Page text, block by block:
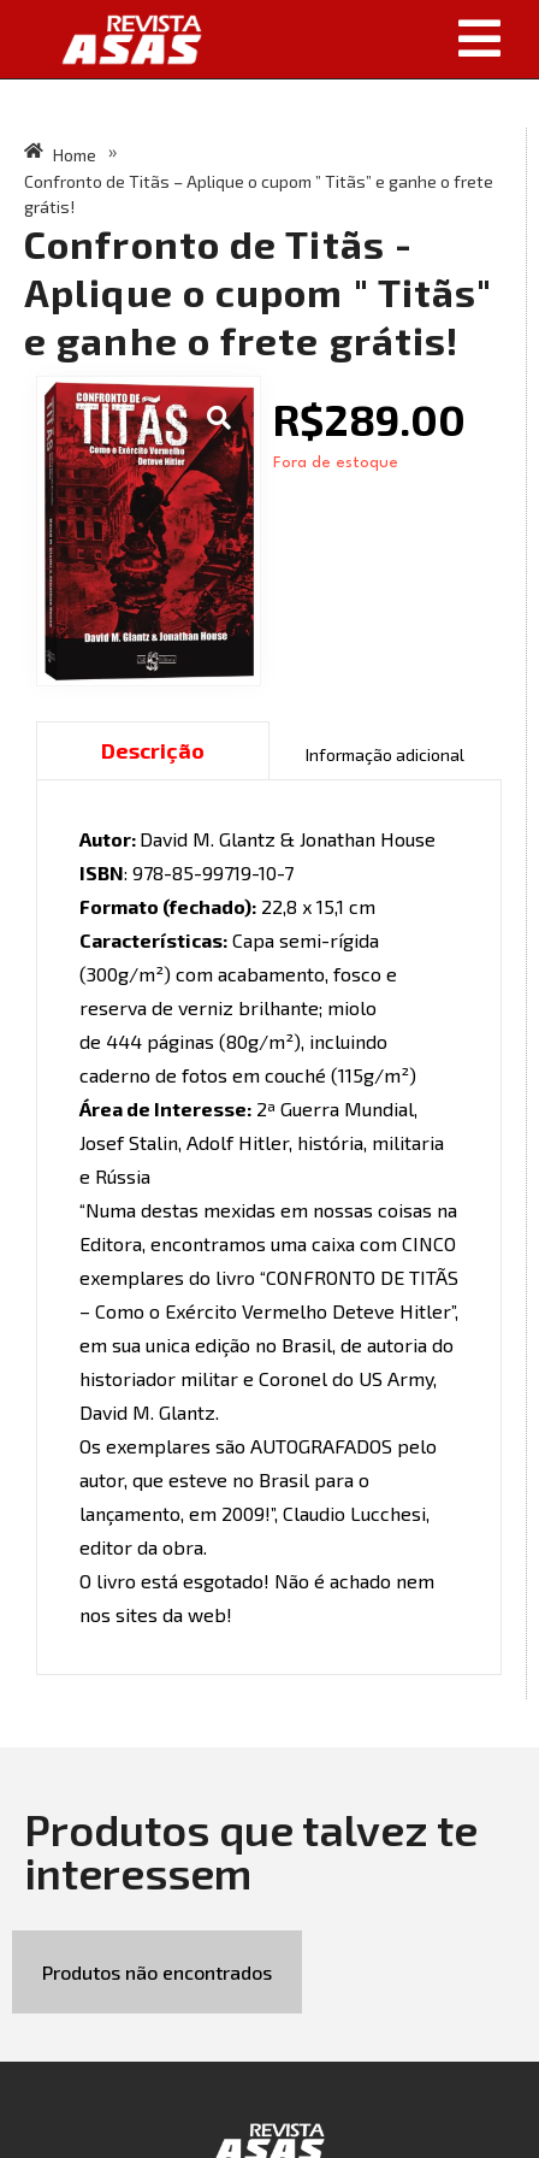
Home »
Confronto de Titãs – Aplique o cupom ” Titãs” e ganhe o frete
grátis!
Confronto de Titãs -
Aplique o cupom " Titãs"
e ganhe o frete grátis!
R$289.00
Fora de estoque
Descrição Informação adicional
Autor: David M. Glantz & Jonathan House
ISBN: 978-85-99719-10-7
Formato (fechado): 22,8 x 15,1 cm
Características: Capa semi-rígida
(300g/m²) com acabamento, fosco e
reserva de verniz brilhante; miolo
de 444 páginas (80g/m²), incluindo
caderno de fotos em couché (115g/m²)
Área de Interesse: 2ª Guerra Mundial,
Josef Stalin, Adolf Hitler, história, militaria
e Rússia
“Numa destas mexidas em nossas coisas na
Editora, encontramos uma caixa com CINCO
exemplares do livro “CONFRONTO DE TITÃS
– Como o Exército Vermelho Deteve Hitler”,
em sua unica edição no Brasil, de autoria do
historiador militar e Coronel do US Army,
David M. Glantz.
Os exemplares são AUTOGRAFADOS pelo
autor, que esteve no Brasil para o
lançamento, em 2009!”, Claudio Lucchesi,
editor da obra.
O livro está esgotado! Não é achado nem
nos sites da web!
Produtos que talvez te
interessem
Produtos não encontrados